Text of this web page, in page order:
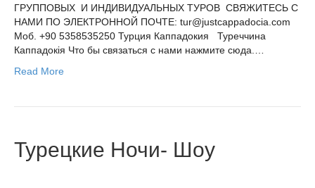
ГРУППОВЫХ И ИНДИВИДУАЛЬНЫХ ТУРОВ СВЯЖИТЕCЬ С
НАМИ ПО ЭЛЕКТРОННОЙ ПОЧТЕ: tur@justcappadocia.com
Moб. +90 5358535250 Турция Каппадокия Туреччина
Каппадокiя Что бы связаться с нами нажмите сюда.…
Read More
Турецкие Ночи- Шоу